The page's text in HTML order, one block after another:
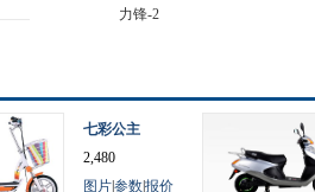
力锋-2
七彩公主
2,480
图片参数报价